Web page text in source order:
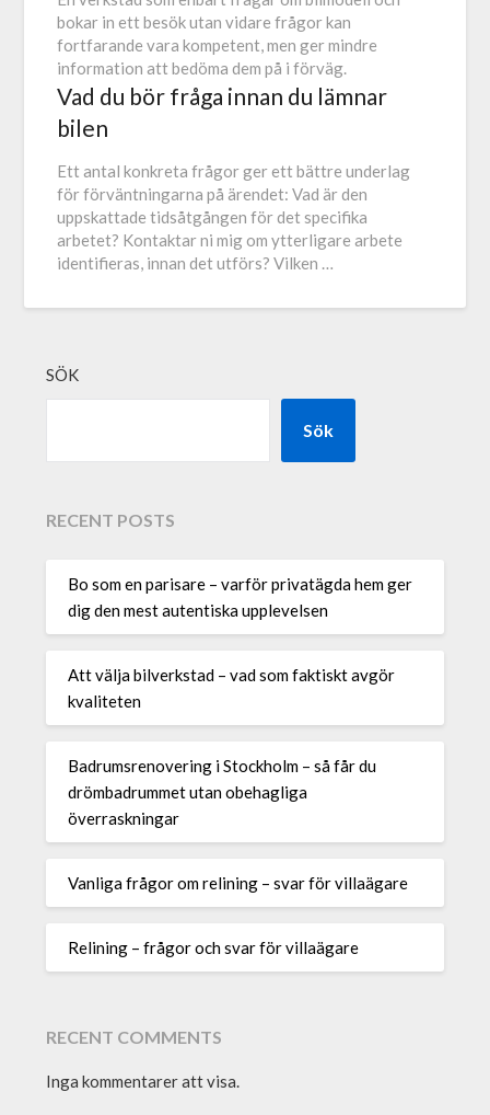
bokar in ett besök utan vidare frågor kan
fortfarande vara kompetent, men ger mindre
information att bedöma dem på i förväg.
Vad du bör fråga innan du lämnar
bilen
Ett antal konkreta frågor ger ett bättre underlag
för förväntningarna på ärendet: Vad är den
uppskattade tidsåtgången för det specifika
arbetet? Kontaktar ni mig om ytterligare arbete
identifieras, innan det utförs? Vilken …
SÖK
Sök
RECENT POSTS
Bo som en parisare – varför privatägda hem ger
dig den mest autentiska upplevelsen
Att välja bilverkstad – vad som faktiskt avgör
kvaliteten
Badrumsrenovering i Stockholm – så får du
drömbadrummet utan obehagliga
överraskningar
Vanliga frågor om relining – svar för villaägare
Relining – frågor och svar för villaägare
RECENT COMMENTS
Inga kommentarer att visa.